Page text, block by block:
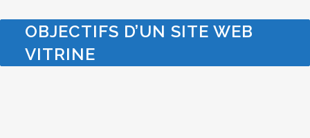
OBJECTIFS D’UN SITE WEB
VITRINE